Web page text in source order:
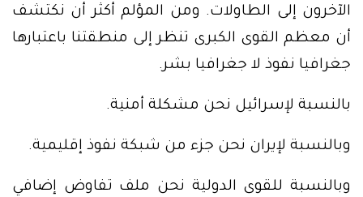
الآخرون إلى الطاولات. ومن المؤلم أكثر أن نكتشف
أن معظم القوى الكبرى تنظر إلى منطقتنا باعتبارها
جغرافيا نفوذ لا جغرافيا بشر.
بالنسبة لإسرائيل نحن مشكلة أمنية.
وبالنسبة لإيران نحن جزء من شبكة نفوذ إقليمية.
وبالنسبة للقوى الدولية نحن ملف تفاوض إضافي